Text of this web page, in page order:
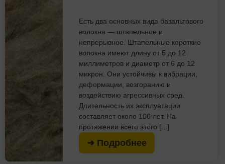
Есть два основных вида базальтового
волокна — штапельное и
непрерывное. Штапельные короткие
волокна имеют длину от 5 до 12
миллиметров и диаметр от 6 до 12
микрон. Они устойчивы к вибрации,
деформации, возгоранию и
воздействию агрессивных сред.
Длительность их эксплуатации
составляет около 100 лет. На
протяжении всего этого [...]
➜ Подробнее